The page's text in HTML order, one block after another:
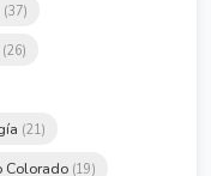
(37)
(26)
(21)
Colorado (19)